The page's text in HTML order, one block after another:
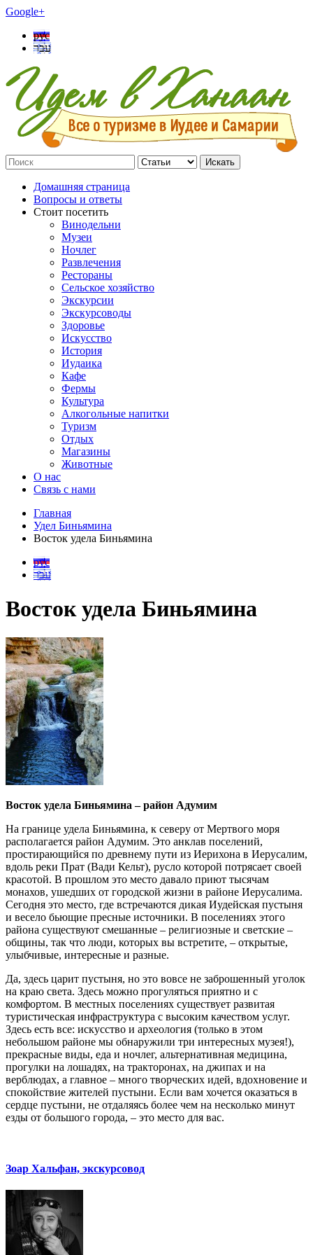
Google+
рус
עבר
Искать
Домашняя страница
Вопросы и ответы
Стоит посетить
Винодельни
Музеи
Ночлег
Развлечения
Рестораны
Сельское хозяйство
Экскурсии
Экскурсоводы
Здоровье
Искусство
История
Иудаика
Кафе
Фермы
Культура
Алкогольные напитки
Туризм
Отдых
Магазины
Животные
О нас
Связь с нами
Главная
Удел Биньямина
Восток удела Биньямина
рус
עבר
Восток удела Биньямина
Восток удела Биньямина – район Адумим
На границе удела Биньямина, к северу от Мертвого моря
располагается район Адумим. Это анклав поселений,
простирающийся по древнему пути из Иерихона в Иерусалим,
вдоль реки Прат (Вади Кельт), русло которой потрясает своей
красотой. В прошлом это место давало приют тысячам
монахов, ушедших от городской жизни в районе Иерусалима.
Сегодня это место, где встречаются дикая Иудейская пустыня
и весело бьющие пресные источники. В поселениях этого
района существуют смешанные – религиозные и светские –
общины, так что люди, которых вы встретите, – открытые,
улыбчивые, интересные и разные.
Да, здесь царит пустыня, но это вовсе не заброшенный уголок
на краю света. Здесь можно прогуляться приятно и с
комфортом. В местных поселениях существует развитая
туристическая инфраструктура с высоким качеством услуг.
Здесь есть все: искусство и археология (только в этом
небольшом районе мы обнаружили три интересных музея!),
прекрасные виды, еда и ночлег, альтернативная медицина,
прогулки на лошадях, на тракторонах, на джипах и на
верблюдах, а главное – много творческих идей, вдохновение и
спокойствие жителей пустыни. Если вам хочется оказаться в
сердце пустыни, не отдаляясь более чем на несколько минут
езды от большого города, – это место для вас.
Зоар Хальфан, экскурсовод